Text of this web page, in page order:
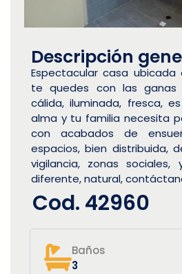
Descripción
Espectacular casa
te quedes con las ganas
cálida, iluminada, fresca,
alma y tu familia necesita
con acabados de
espacios, bien distribuida,
vigilancia, zonas
diferente, natural,
Cod. 42960
Baños
3